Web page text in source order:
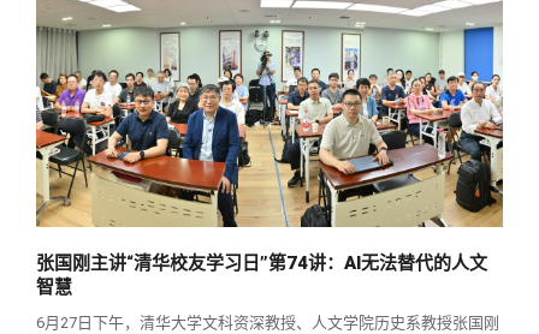
张国刚主讲“清华校友学习日”第74讲：AI无法替代的人文
智慧
6月27日下午，清华大学文科资深教授、人文学院历史系教授张国刚